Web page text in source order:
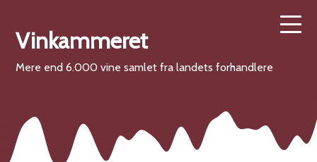
Vinkammeret
Mere end 6.000 vine samlet fra landets forhandlere